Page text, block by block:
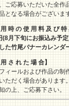
ご応募いただいた全
となる場合がございま
用 時 の 使 用 料 及 び 特
(8月下旬にお振込み予
た竹尾バナーカレンダ
用 さ れ た 場 合】
ィールおよび作品の制
ただく場合があります
の上、ご応募下さい。